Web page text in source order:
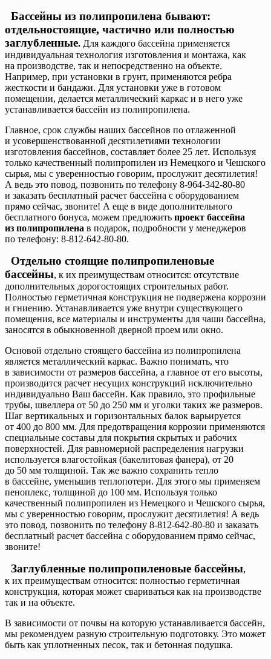
Бассейны из полипропилена бывают:
отдельностоящие, частично или полностью
заглубленные. Для каждого бассейна применяется
индивидуальная технология изготовления и монтажа, как
на производстве, так и непосредственно на объекте.
Например, при установки в грунт, применяются ребра
жесткости и бандажи. Для установки уже в готовом
помещении, делается металлический каркас и в него уже
устанавливается бассейн из полипропилена.
Главное, срок службы наших бассейнов по отлаженной
и усовершенствованной десятилетиями технологии
изготовления бассейнов, составляет более 25 лет. Используя
только качественный полипропилен из Немецкого и Чешского
сырья, мы с уверенностью говорим, прослужит десятилетия!
А ведь это повод, позвонить по телефону 8-964-342-80-80
и заказать бесплатный расчет бассейна с оборудованием
прямо сейчас, звоните! А еще в виде дополнительного
бесплатного бонуса, можем предложить проект бассейна
из полипропилена в подарок, подробности у менеджеров
по телефону: 8-812-642-80-80.
Отдельно стоящие полипропиленовые
бассейны, к их преимуществам относится: отсутствие
дополнительных дорогостоящих строительных работ.
Полностью герметичная конструкция не подвержена коррозии
и гниению. Устанавливается уже внутри существующего
помещения, все материалы и инструменты для чаши бассейна,
заносятся в обыкновенной дверной проем или окно.
Основой отдельно стоящего бассейна из полипропилена
является металлический каркас. Важно понимать, что
в зависимости от размеров бассейна, а главное от его высоты,
производится расчет несущих конструкций исключительно
индивидуально Ваш бассейн. Как правило, это профильные
трубы, швеллера от 50 до 250 мм и уголки таких же размеров.
Шаг вертикальных и горизонтальных балок варьируется
от 400 до 800 мм. Для предотвращения коррозии применяются
специальные составы для покрытия скрытых и рабочих
поверхностей. Для равномерной распределения нагрузки
используется влагостойкая (бакелитовая фанера), от 20
до 50 мм толщиной. Так же важно сохранить тепло
в бассейне, уменьшив теплопотери. Для этого мы применяем
пеноплекс, толщиной до 100 мм. Используя только
качественный полипропилен из Немецкого и Чешского сырья,
мы с уверенностью говорим, прослужит десятилетия! А ведь
это повод, позвонить по телефону 8-812-642-80-80 и заказать
бесплатный расчет бассейна с оборудованием прямо сейчас,
звоните!
Заглубленные полипропиленовые бассейны,
к их преимуществам относится: полностью герметичная
конструкция, которая может свариваться как на производстве
так и на объекте.
В зависимости от почвы на которую устанавливается бассейн,
мы рекомендуем разную строительную подготовку. Это может
быть как уплотненных песок, так и бетонная подушка.